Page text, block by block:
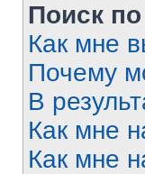
Поиск
Как мне
Почему
В
Как мне
Как мне